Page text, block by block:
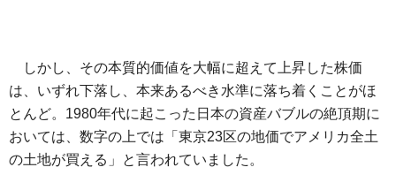
しかし、その本質的価値を大幅に超えて上昇した株価
は、いずれ下落し、本来あるべき水準に落ち着くことがほ
とんど。1980年代に起こった日本の資産バブルの絶頂期に
おいては、数字の上では「東京23区の地価でアメリカ全土
の土地が買える」と言われていました。